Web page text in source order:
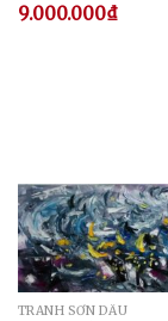
9.000.000₫
TRANH SƠN DẦU